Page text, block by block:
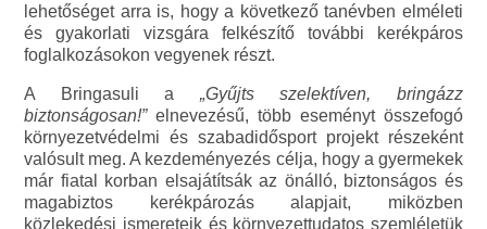
lehetőséget arra is, hogy a következő tanévben elméleti
és gyakorlati vizsgára felkészítő további kerékpáros
foglalkozásokon vegyenek részt.
A Bringasuli a „Gyűjts szelektíven, bringázz
biztonságosan!”elnevezésű, több eseményt összefogó
környezetvédelmi és szabadidősport projekt részeként
valósult meg. A kezdeményezés célja, hogy a gyermekek
már fiatal korban elsajátítsák az önálló, biztonságos és
magabiztos kerékpározás alapjait, miközben
közlekedési ismereteik és környezettudatos szemléletük